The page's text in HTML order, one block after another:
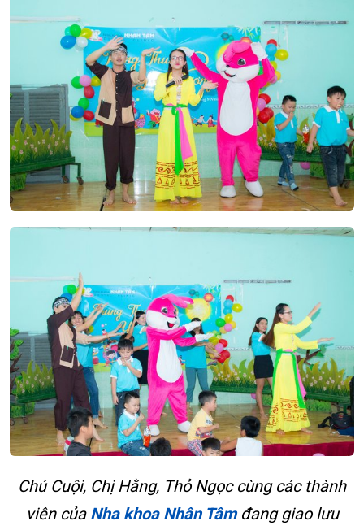
Chú Cuội, Chị Hằng, Thỏ Ngọc cùng các thành
viên của Nha khoa Nhân Tâmđang giao lưu